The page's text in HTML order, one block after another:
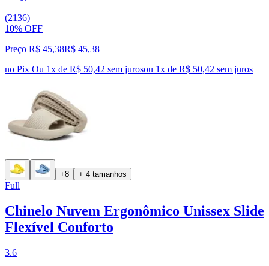
(2136)
10% OFF
Preço R$ 45,38R$ 45,38
no Pix Ou 1x de R$ 50,42 sem jurosou 1x de R$ 50,42 sem juros
+8 + 4 tamanhos
Full
Chinelo Nuvem Ergonômico Unissex Slide
Flexível Conforto
3.6